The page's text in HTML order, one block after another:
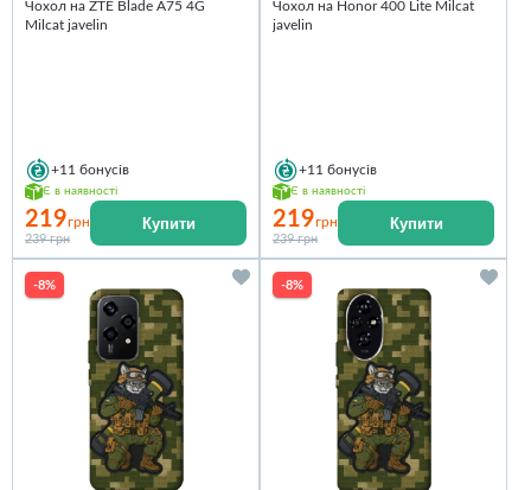
Чохол на ZTE Blade A75 4G
Milcat javelin
+11 бонусів
Є в наявності
219грн
239 грн
Купити
Чохол на Honor 400 Lite Milcat
javelin
+11 бонусів
Є в наявності
219грн
239 грн
Купити
-8% -8%